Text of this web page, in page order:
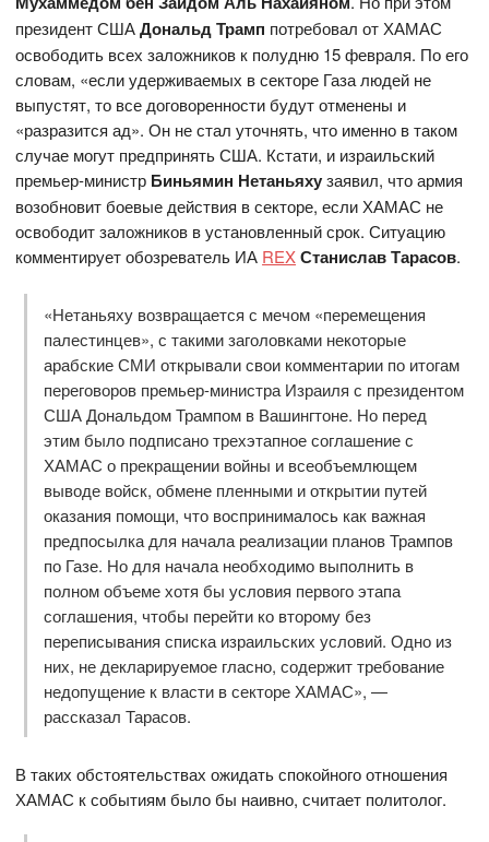
президент СШАДональд Трамп потребовал от ХАМАС
освободить всех заложников к полудню 15 февраля. По его
словам, «если удерживаемых в секторе Газа людей не
выпустят, то все договоренности будут отменены и
«разразится ад». Он не стал уточнять, что именно в таком
случае могут предпринять США. Кстати, и израильский
премьер-министр Биньямин Нетаньяхузаявил, что армия
возобновит боевые действия в секторе, если ХАМАС не
освободит заложников в установленный срок. Ситуацию
комментирует обозреватель ИА REXСтанислав Тарасов.
«Нетаньяху возвращается с мечом «перемещения
палестинцев», с такими заголовками некоторые
арабские СМИ открывали свои комментарии по итогам
переговоров премьер-министра Израиля с президентом
США Дональдом Трампом в Вашингтоне. Но перед
этим было подписано трехэтапное соглашение с
ХАМАС о прекращении войны и всеобъемлющем
выводе войск, обмене пленными и открытии путей
оказания помощи, что воспринималось как важная
предпосылка для начала реализации планов Трампов
по Газе. Но для начала необходимо выполнить в
полном объеме хотя бы условия первого этапа
соглашения, чтобы перейти ко второму без
переписывания списка израильских условий. Одно из
них, не декларируемое гласно, содержит требование
недопущение к власти в секторе ХАМАС», —
рассказал Тарасов.
В таких обстоятельствах ожидать спокойного отношения
ХАМАС к событиям было бы наивно, считает политолог.